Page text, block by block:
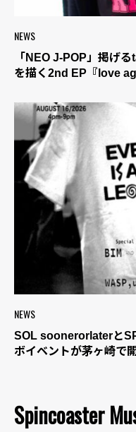
NEWS
「NEO J-POP」掲げ
を描く2nd EP『love
NEWS
SOL soonerorlaterと
ボイベントが茅ヶ崎で
Spincoaster